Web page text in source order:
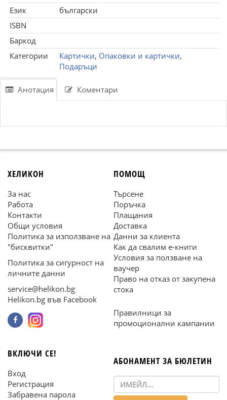
Език
български
ISBN
Баркод
Категории
Картички, Опаковки и картички,
Подаръци
Анотация Коментари
ХЕЛИКОН
За нас
Работа
Контакти
Общи условия
Политика за използване на
"бисквитки"
Политика за сигурност на
личните данни
service@helikon.bg
Helikon.bg във Facebook
ПОМОЩ
Търсене
Поръчка
Плащания
Доставка
Данни за клиента
Как да свалим е-книги
Условия за ползване на
ваучер
Право на отказ от закупена
стока
Правилници за
промоционални кампании
ВКЛЮЧИ СЕ!
Вход
Регистрация
Забравена парола
АБОНАМЕНТ ЗА БЮЛЕТИН